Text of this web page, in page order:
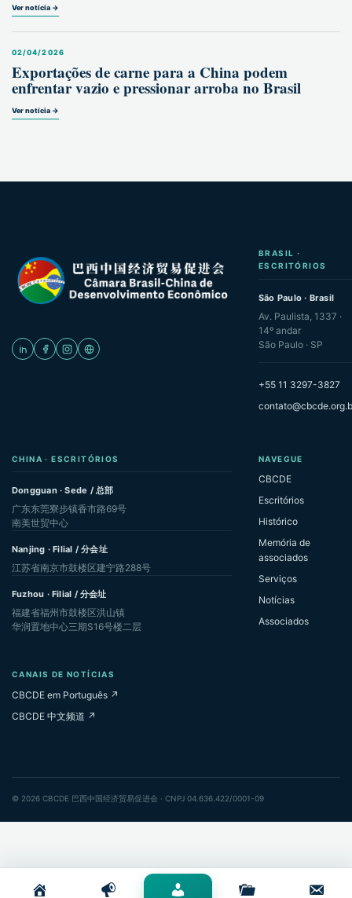
Ver notícia →
02/04/2026
Exportações de carne para a China podem
enfrentar vazio e pressionar arroba no Brasil
Ver notícia →
BRASIL ·
ESCRITÓRIOS
São Paulo · Brasil
Av. Paulista, 1337 ·
14º andar
São Paulo · SP
+55 11 3297-3827
CHINA · ESCRITÓRIOS
Dongguan · Sede / 总部
广东东莞寮步镇香市路69号
南美世贸中心
Nanjing · Filial / 分会址
江苏省南京市鼓楼区建宁路288号
Fuzhou · Filial / 分会址
福建省福州市鼓楼区洪山镇
华润置地中心三期S16号楼二层
NAVEGUE
CBCDE
Escritórios
Histórico
Memória de
associados
Serviços
Notícias
Associados
CANAIS DE NOTÍCIAS
CBCDE em Português ↗
CBCDE 中文频道 ↗
© 2026 CBCDE 巴西中国经济贸易促进会 · CNPJ 04.636.422/0001-09